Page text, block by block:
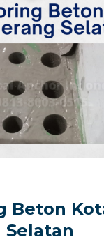
Beton
Selatan